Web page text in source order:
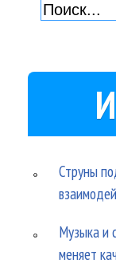
Струны
Музыка и
меняет